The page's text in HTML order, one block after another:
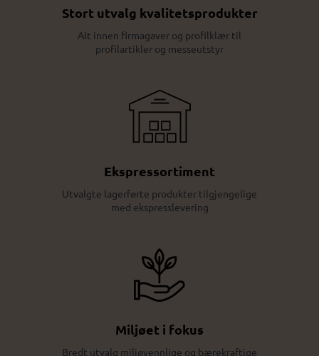
Stort utvalg kvalitetsprodukter
Alt innen firmagaver og profilklær til
profilartikler og messeutstyr
Ekspressortiment
Utvalgte lagerførte produkter tilgjengelige
med ekspresslevering
Miljøet i fokus
Bredt utvalg miljøvennlige og bærekraftige